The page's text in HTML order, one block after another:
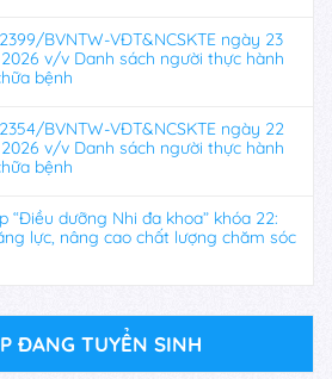
BVNTW-VĐT&NCSKTE ngày 23
v/v Danh sách người thực hành
bệnh
BVNTW-VĐT&NCSKTE ngày 22
v/v Danh sách người thực hành
bệnh
“Điều dưỡng Nhi đa khoa” khóa 22:
lực, nâng cao chất lượng chăm sóc
ĐANG TUYỂN SINH